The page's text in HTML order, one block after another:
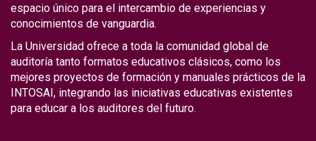
espacio único para el intercambio de experiencias y
conocimientos de vanguardia.
La Universidad ofrece a toda la comunidad global de
auditoría tanto formatos educativos clásicos, como los
mejores proyectos de formación y manuales prácticos de la
INTOSAI, integrando las iniciativas educativas existentes
para educar a los auditores del futuro.